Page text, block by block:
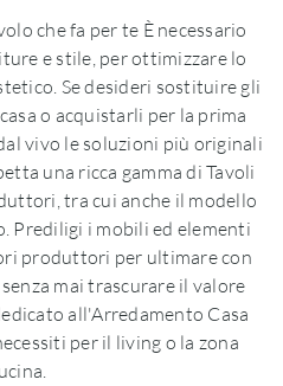
che fa per te È necessario
e stile, per ottimizzare lo
Se desideri sostituire gli
o acquistarli per la prima
vivo le soluzioni più originali
una ricca gamma di Tavoli
tra cui anche il modello
Prediligi i mobili ed elementi
produttori per ultimare con
mai trascurare il valore
all'Arredamento Casa
per il living o la zona